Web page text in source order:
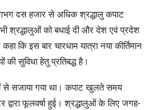
दस हजार से अधिक श्रद्धालु कपाट
श्रद्धालुओं को बधाई दी और देश‌ एवं प्रदेश
कि इस बार चारधाम यात्रा नया कीर्तिमान
की सुविधा हेतु प्रतिबद्ध है।
से सजाया गया था। कपाट खुलते समय
द्वारा फूलवर्षा हुई। श्रद्धालुओं के लिए जगह-